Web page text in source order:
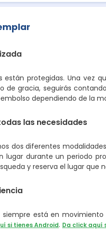
están protegidas. Una vez
de gracia, seguirás
dependiendo de la
las necesidades
dos diferentes
lugar durante un periodo
y reserva el lugar que
siempre está en
si tienes Android. Da click aquí